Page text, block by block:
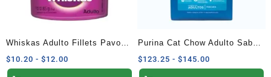
Whiskas Adulto Fillets Pavo
85g
$10.20 - $12.00
de
Purina Cat Chow Adulto Sabor
Pescado 3 Kg
$123.25 - $145.00
de